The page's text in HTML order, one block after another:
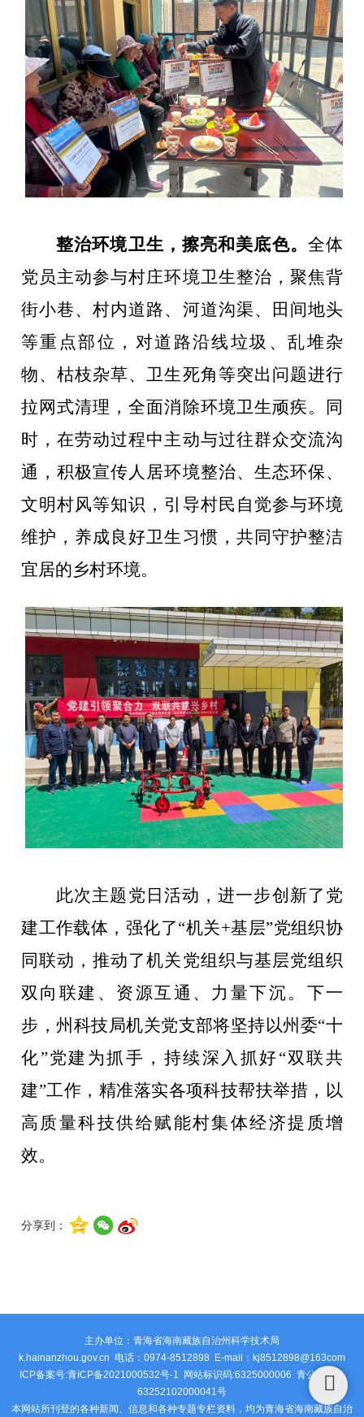
整治环境卫生， 擦亮和美底色。 全体
党员主动参与村庄环境卫生整治，聚焦背
街小巷、村内道路、河道沟渠、田间地头
等重点部位，对道路沿线垃圾、乱堆杂
物、枯枝杂草、卫生死角等突出问题进行
拉网式清理，全面消除环境卫生顽疾。同
时，在劳动过程中主动与过往群众交流沟
通，积极宣传人居环境整治、生态环保、
文明村风等知识，引导村民自觉参与环境
维护，养成良好卫生习惯，共同守护整洁
宜居的乡村环境。
此次主题党日活动，进一步创新了党
建工作载体，强化了“机关+基层”党组织协
同联动，推动了机关党组织与基层党组织
双向联建、资源互通、力量下沉。下一
步，州科技局机关党支部将坚持以州委“十
化”党建为抓手，持续深入抓好“双联共
建”工作，精准落实各项科技帮扶举措，以
高质量科技供给赋能村集体经济提质增
效。
分享到：
主办单位：青海省海南藏族自治州科学技术局
k.hainanzhou.gov.cn 电话：0974-8512898 E-mail：kj8512898@163com
ICP备案号:青ICP备2021000532号-1 网站标识码:6325000006 青公安网备
63252102000041号
本网站所刊登的各种新闻、信息和各种专题专栏资料，均为青海省海南藏族自治